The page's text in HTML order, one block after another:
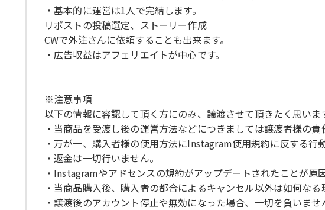
・基本的に運営は1人で完結します。
リポストの投稿選定、ストーリー作成
CWで外注さんに依頼することも出来ます。
・広告収益はアフェリエイトが中心です。
※注意事項
以下の情報に容認して頂く方にのみ、譲渡させて頂きたく思いま
・当商品を受渡し後の運営方法などにつきましては譲渡者様の責
・万が一、購入者様の使用方法にInstagram使用規約に反する行
・返金は一切行いません。
・Instagramやアドセンスの規約がアップデートされたことが原
・当商品購入後、購入者の都合によるキャンセル以外は如何な
・譲渡後のアカウント停止や無効になった場合、一切を負いませ